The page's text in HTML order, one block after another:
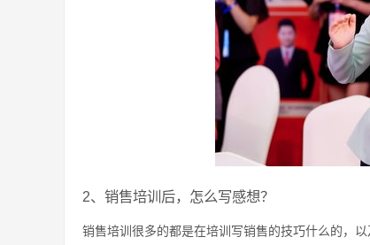
2、销售培训后，怎么写感想？
销售培训很多的都是在培训写销售的技巧什么的，